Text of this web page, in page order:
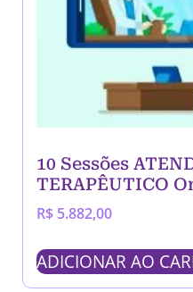
10 Sessões
TERAPÊUTICO
R$ 5.882,00
ADICIONAR AO